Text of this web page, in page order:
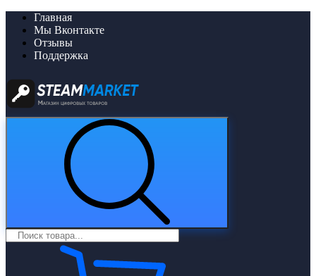
Главная
Мы Вконтакте
Отзывы
Поддержка